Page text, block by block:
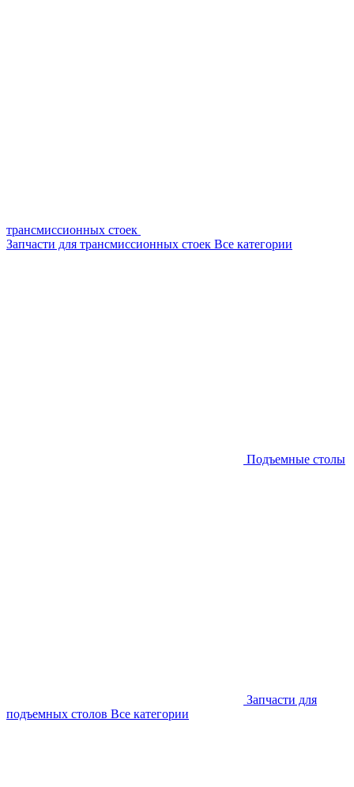
трансмиссионных стоек
Запчасти для трансмиссионных стоек Все категории
Подъемные столы
Запчасти для
подъемных столов Все категории